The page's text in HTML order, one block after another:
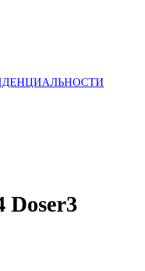
Doser3